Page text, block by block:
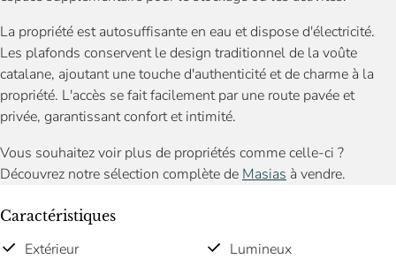
La propriété est autosuffisante en eau et dispose d'électricité.
Les plafonds conservent le design traditionnel de la voûte
catalane, ajoutant une touche d'authenticité et de charme à la
propriété. L'accès se fait facilement par une route pavée et
privée, garantissant confort et intimité.
Vous souhaitez voir plus de propriétés comme celle-ci ?
Découvrez notre sélection complète de Masias à vendre.
Caractéristiques
Extérieur
Lumineux